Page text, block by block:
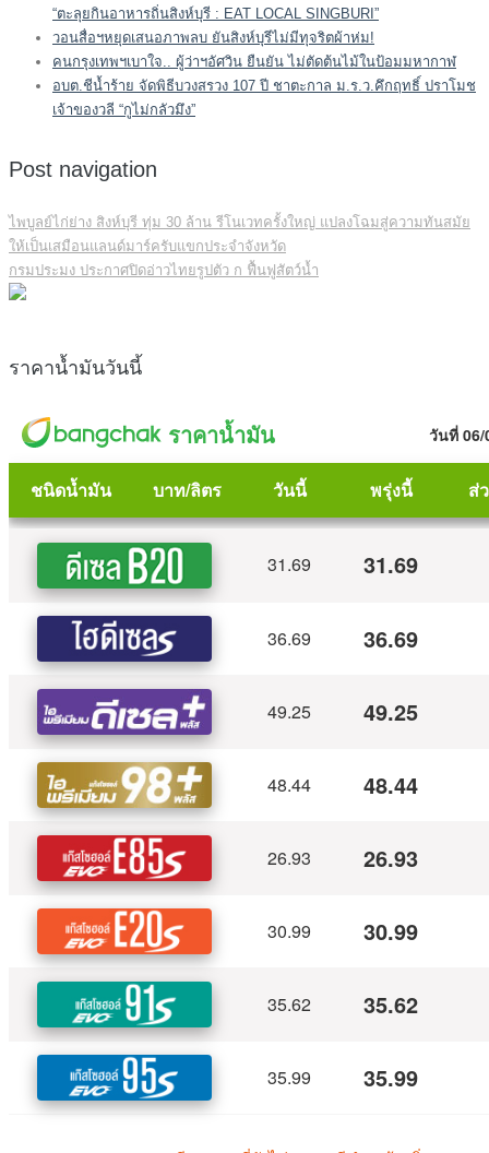
“ตะลุยกินอาหารถิ่นสิงห์บุรี : EAT LOCAL SINGBURI”
วอนสื่อฯหยุดเสนอภาพลบ ยันสิงห์บุรีไม่มีทุจริตผ้าห่ม!
คนกรุงเทพฯเบาใจ.. ผู้ว่าฯอัศวิน ยืนยัน ไม่ตัดต้นไม้ในป้อมมหากาฬ
อบต.ชีน้ำร้าย จัดพิธีบวงสรวง 107 ปี ชาตะกาล ม.ร.ว.คึกฤทธิ์ ปราโมช
เจ้าของวลี “กูไม่กลัวมึง”
Post navigation
ไพบูลย์ไก่ย่าง สิงห์บุรี ทุ่ม 30 ล้าน รีโนเวทครั้งใหญ่ แปลงโฉมสู่ความทันสมัย
ให้เป็นเสมือนแลนด์มาร์ครับแขกประจำจังหวัด
กรมประมง ประกาศปิดอ่าวไทยรูปตัว ก ฟื้นฟูสัตว์น้ำ
ราคาน้ำมันวันนี้